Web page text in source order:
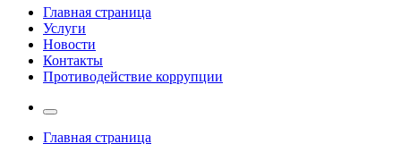
Главная страница
Услуги
Новости
Контакты
Противодействие коррупции
Главная страница